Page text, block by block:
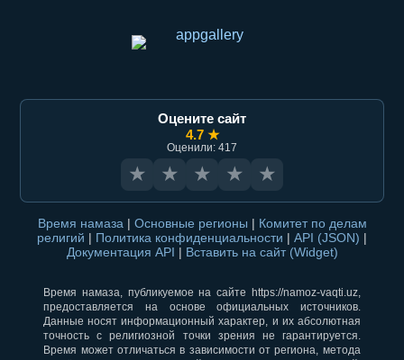
Оцените сайт
4.7 ★
Оценили: 417
★ ★ ★ ★ ★
Время намаза | Основные регионы | Комитет по делам
религий | Политика конфиденциальности | API (JSON) |
Документация API | Вставить на сайт (Widget)
Время намаза, публикуемое на сайте https://namoz-vaqti.uz,
предоставляется на основе официальных источников.
Данные носят информационный характер, и их абсолютная
точность с религиозной точки зрения не гарантируется.
Время может отличаться в зависимости от региона, метода